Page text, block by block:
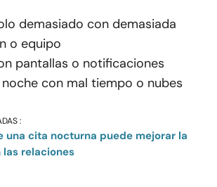
demasiado con demasiada
o equipo
pantallas o notificaciones
con mal tiempo o nubes
:
una cita nocturna puede mejorar la
relaciones